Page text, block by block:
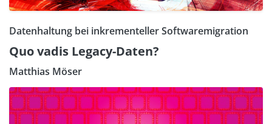
Datenhaltung bei inkrementeller Softwaremigration
Quo vadis Legacy-Daten?
Matthias Möser